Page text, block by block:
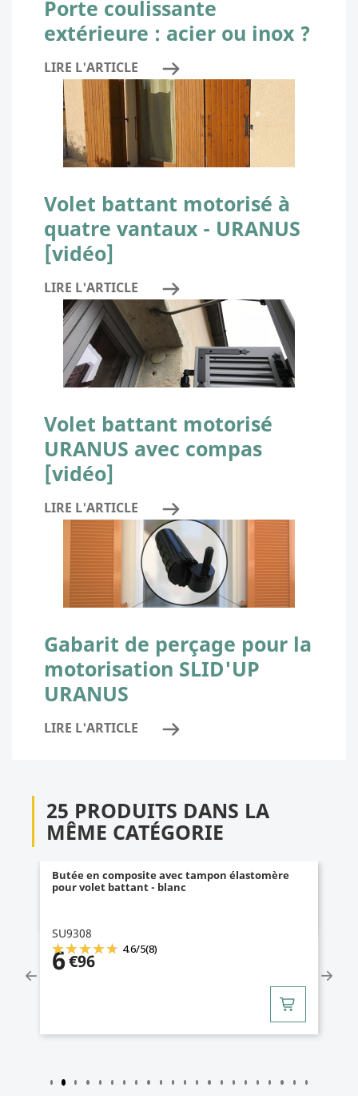
Porte coulissante
extérieure : acier ou inox ?
LIRE L'ARTICLE
Volet battant motorisé à
quatre vantaux - URANUS
[vidéo]
LIRE L'ARTICLE
Volet battant motorisé
URANUS avec compas
[vidéo]
LIRE L'ARTICLE
Gabarit de perçage pour la
motorisation SLID'UP
URANUS
LIRE L'ARTICLE
25 PRODUITS DANS LA
MÊME CATÉGORIE
Butée en composite avec tampon élastomère
pour volet battant - blanc
SU9308
4.6/5(8)
6€96